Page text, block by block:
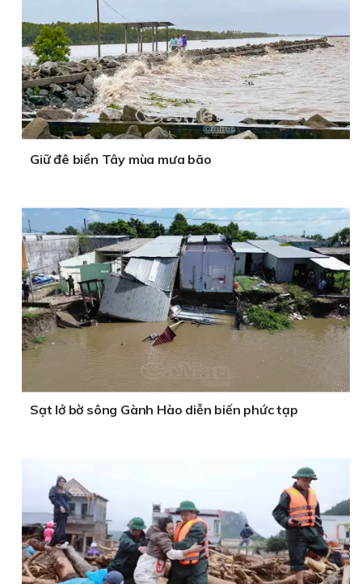
Giữ đê biển Tây mùa mưa bão
Sạt lở bờ sông Gành Hào diễn biến phức tạp